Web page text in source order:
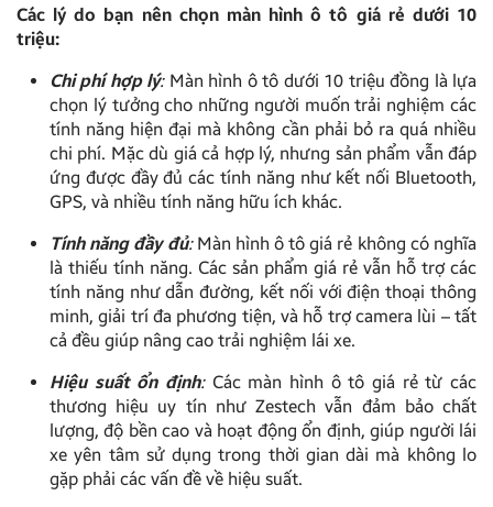
Các lý do bạn nên chọn màn hình ô tô giá rẻ dưới 10
triệu:
Chi phí hợp lý:Màn hình ô tô dưới 10 triệu đồng là lựa
chọn lý tưởng cho những người muốn trải nghiệm các
tính năng hiện đại mà không cần phải bỏ ra quá nhiều
chi phí. Mặc dù giá cả hợp lý, nhưng sản phẩm vẫn đáp
ứng được đầy đủ các tính năng như kết nối Bluetooth,
GPS, và nhiều tính năng hữu ích khác.
Tính năng đầy đủ:Màn hình ô tô giá rẻ không có nghĩa
là thiếu tính năng. Các sản phẩm giá rẻ vẫn hỗ trợ các
tính năng như dẫn đường, kết nối với điện thoại thông
minh, giải trí đa phương tiện, và hỗ trợ camera lùi – tất
cả đều giúp nâng cao trải nghiệm lái xe.
Hiệu suất ổn định:Các màn hình ô tô giá rẻ từ các
thương hiệu uy tín như Zestech vẫn đảm bảo chất
lượng, độ bền cao và hoạt động ổn định, giúp người lái
xe yên tâm sử dụng trong thời gian dài mà không lo
gặp phải các vấn đề về hiệu suất.